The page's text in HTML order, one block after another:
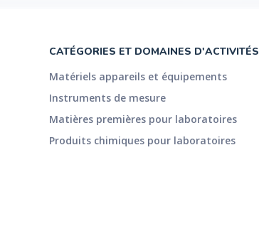
CATÉGORIES ET DOMAINES D'ACTIVITÉS
Matériels appareils et équipements
Instruments de mesure
Matières premières pour laboratoires
Produits chimiques pour laboratoires